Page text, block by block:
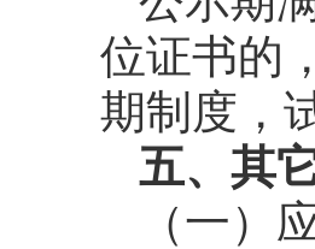
位证书的
期制度，
五、其
（一）